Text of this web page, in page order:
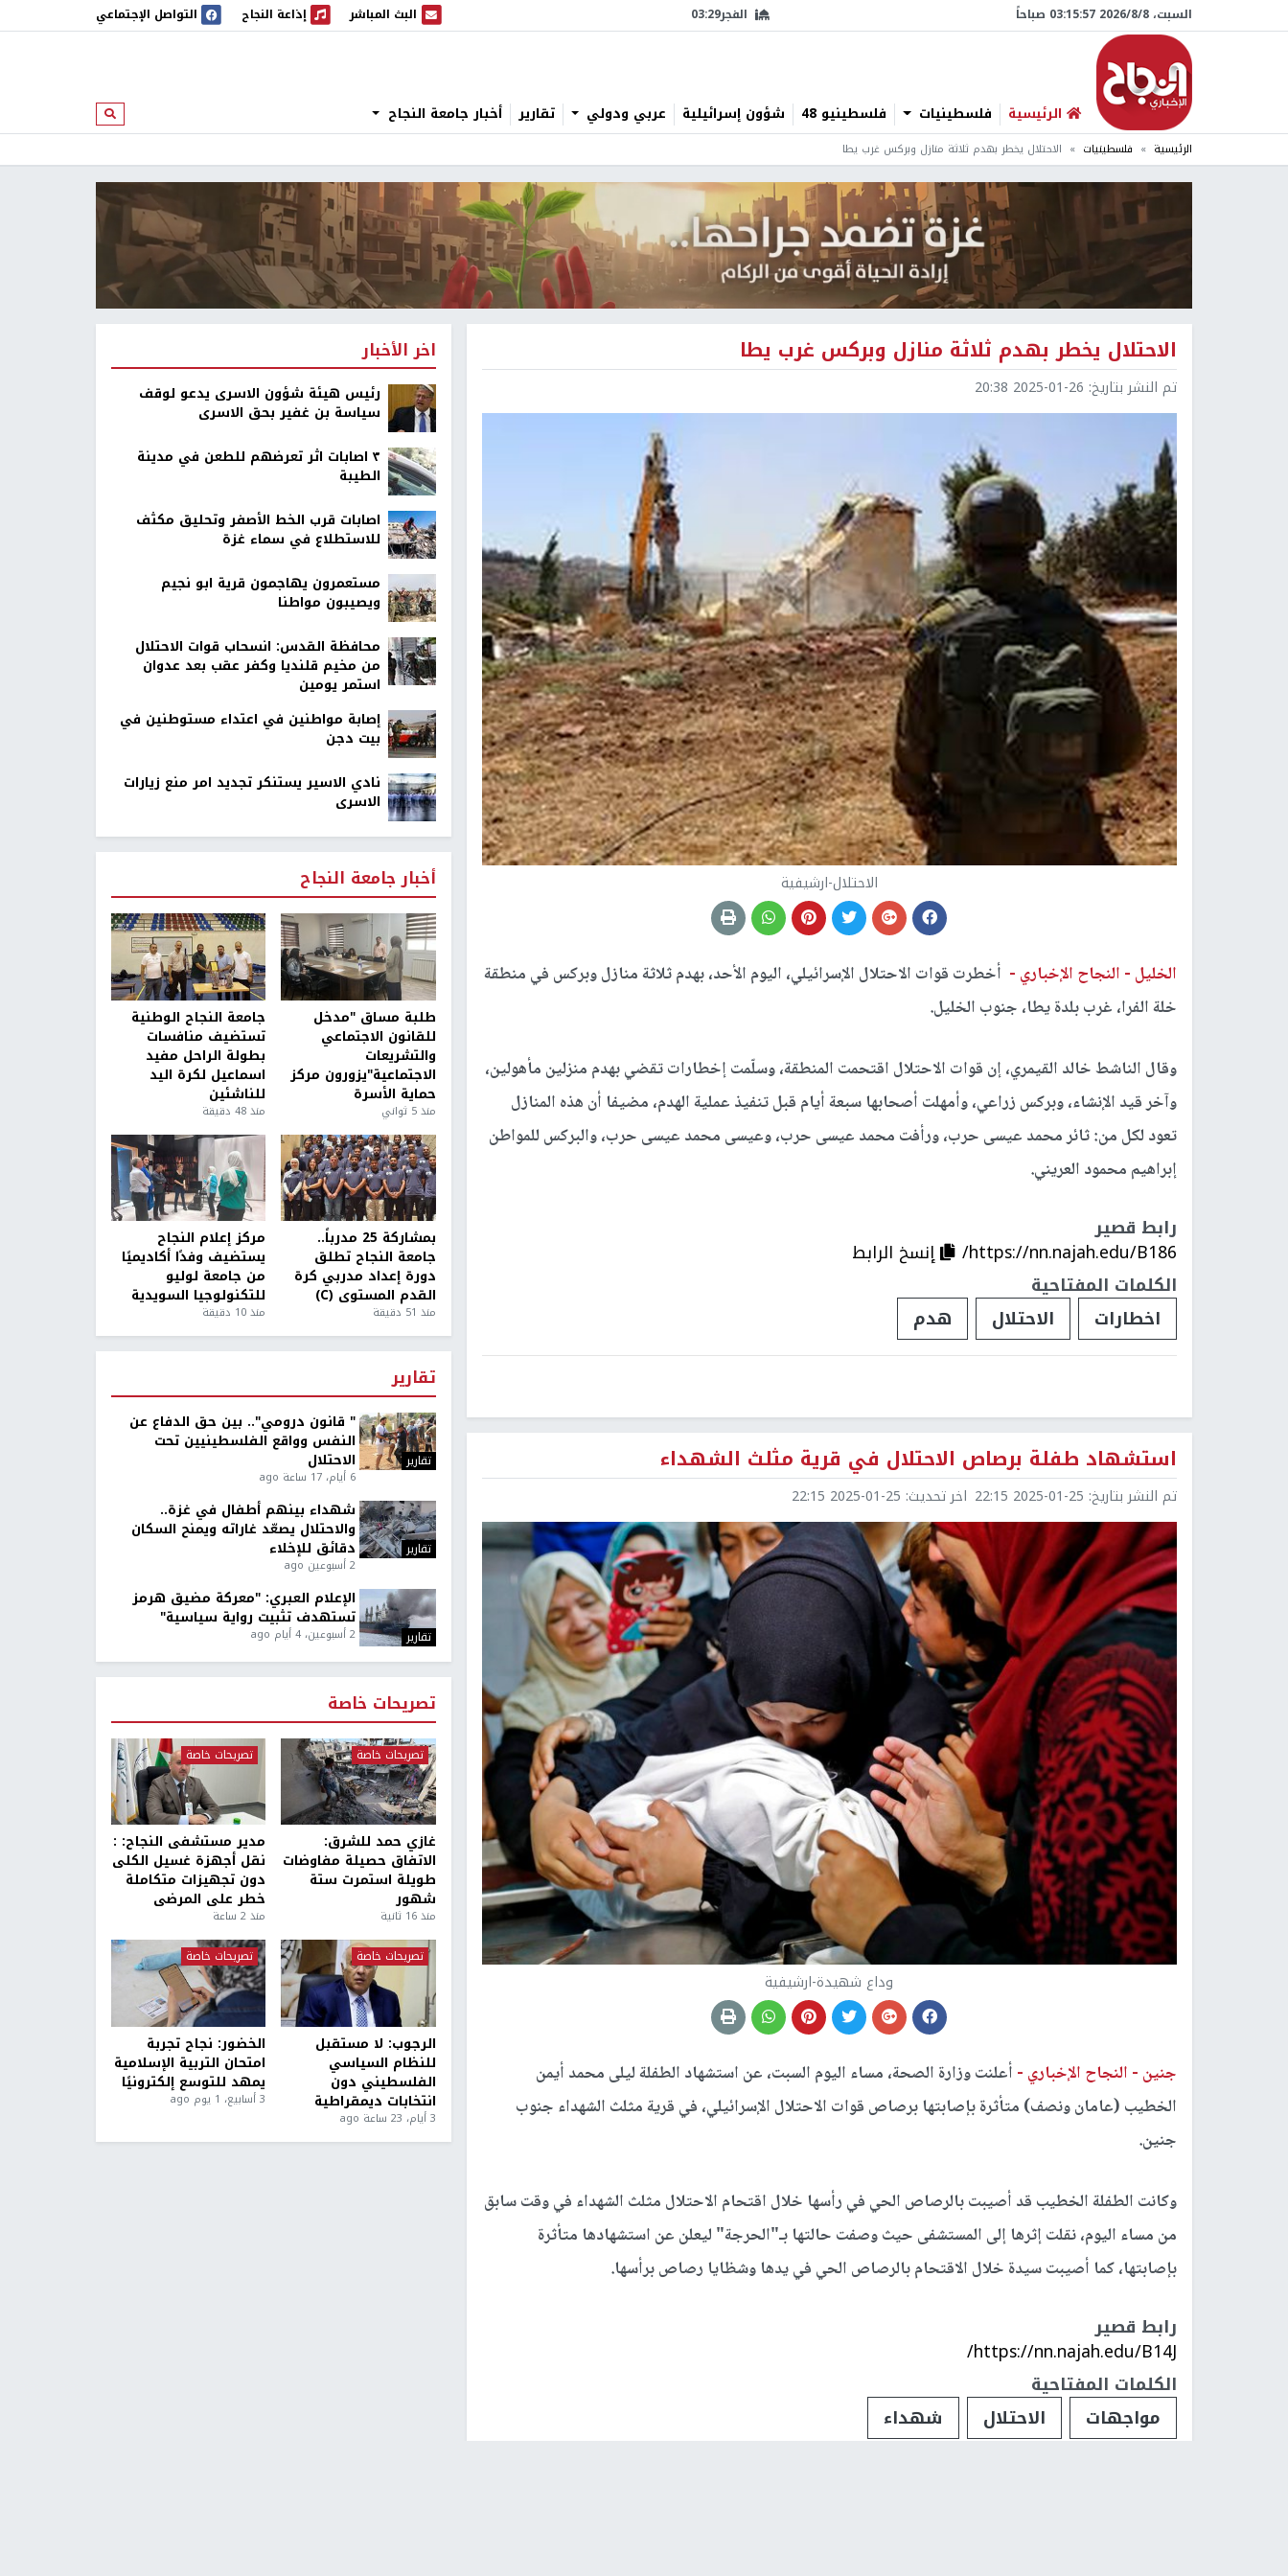
السبت، 8/‏8/‏2026 03:15:58 صباحاً الفجر03:29 البث المباشر
البث المباشر إذاعة النجاح
إذاعة النجاح التواصل الإجتماعي
الرئيسية فلسطينيات فلسطينيو 48 شؤون إسرائيلية عربي ودولي تقارير أخبار جامعة النجاح ابحث
الرئيسية فلسطينيات الاحتلال يخطر بهدم ثلاثة منازل وبركس غرب يطا
الاحتلال يخطر بهدم ثلاثة منازل وبركس غرب يطا
تم النشر بتاريخ: 2025-01-26 20:38
الاحتلال-ارشيفية
الخليل - النجاح الإخباري - أخطرت قوات الاحتلال الإسرائيلي، اليوم الأحد، بهدم ثلاثة منازل وبركس في منطقة
خلة الفرا، غرب بلدة يطا، جنوب الخليل.
وقال الناشط خالد القيمري، إن قوات الاحتلال اقتحمت المنطقة، وسلّمت إخطارات تقضي بهدم منزلين مأهولين،
وآخر قيد الإنشاء، وبركس زراعي، وأمهلت أصحابها سبعة أيام قبل تنفيذ عملية الهدم، مضيفا أن هذه المنازل
تعود لكل من: ثائر محمد عيسى حرب، ورأفت محمد عيسى حرب، وعيسى محمد عيسى حرب، والبركس للمواطن
إبراهيم محمود العريني.
رابط قصير
https://nn.najah.edu/B186/
إنسخ الرابط
الكلمات المفتاحية
اخطارات
الاحتلال هدم
استشهاد طفلة برصاص الاحتلال في قرية مثلث الشهداء
تم النشر بتاريخ: 2025-01-25 22:15 اخر تحديث: 2025-01-25 22:15
وداع شهيدة-ارشيفية
جنين - النجاح الإخباري - أعلنت وزارة الصحة، مساء اليوم السبت، عن استشهاد الطفلة ليلى محمد أيمن
الخطيب (عامان ونصف) متأثرة بإصابتها برصاص قوات الاحتلال الإسرائيلي، في قرية مثلث الشهداء جنوب
جنين.
وكانت الطفلة الخطيب قد أصيبت بالرصاص الحي في رأسها خلال اقتحام الاحتلال مثلث الشهداء في وقت سابق
من مساء اليوم، نقلت إثرها إلى المستشفى حيث وصفت حالتها بـ"الحرجة" ليعلن عن استشهادها متأثرة
بإصابتها، كما أصيبت سيدة خلال الاقتحام بالرصاص الحي في يدها وشظايا رصاص برأسها.
رابط قصير
https://nn.najah.edu/B14J/
الكلمات المفتاحية
مواجهات
الاحتلال شهداء
اخر الأخبار
رئيس هيئة شؤون الاسرى يدعو لوقف
سياسة بن غفير بحق الاسرى
٣ اصابات اثر تعرضهم للطعن في مدينة
الطيبة
اصابات قرب الخط الأصفر وتحليق مكثف
للاستطلاع في سماء غزة
مستعمرون يهاجمون قرية ابو نجيم
ويصيبون مواطنا
محافظة القدس: انسحاب قوات الاحتلال
من مخيم قلنديا وكفر عقب بعد عدوان
استمر يومين
إصابة مواطنين في اعتداء مستوطنين في
بيت دجن
نادي الاسير يستنكر تجديد امر منع زيارات
الاسرى
أخبار جامعة النجاح
طلبة مساق "مدخل
للقانون الاجتماعي
والتشريعات
الاجتماعية"يزورون مركز
حماية الأسرة
منذ 5 ثواني
جامعة النجاح الوطنية
تستضيف منافسات
بطولة الراحل مفيد
اسماعيل لكرة اليد
للناشئين
منذ 48 دقيقة
بمشاركة 25 مدرباً..
جامعة النجاح تطلق
دورة إعداد مدربي كرة
القدم المستوى (C)
منذ 51 دقيقة
مركز إعلام النجاح
يستضيف وفدًا أكاديميًا
من جامعة لوليو
للتكنولوجيا السويدية
منذ 10 دقيقة
تقارير
تقارير
" قانون درومي".. بين حق الدفاع عن
النفس وواقع الفلسطينيين تحت
الاحتلال
6 أيام، 17 ساعة ago
تقارير
شهداء بينهم أطفال في غزة..
والاحتلال يصعّد غاراته ويمنح السكان
دقائق للإخلاء
2 أسبوعين ago
تقارير
الإعلام العبري: "معركة مضيق هرمز
تستهدف تثبيت رواية سياسية"
2 أسبوعين، 4 أيام ago
تصريحات خاصة
تصريحات خاصة
غازي حمد للشرق:
الاتفاق حصيلة مفاوضات
طويلة استمرت ستة
شهور
منذ 16 ثانية
تصريحات خاصة
مدير مستشفى النجاح: :
نقل أجهزة غسيل الكلى
دون تجهيزات متكاملة
خطر على المرضى
منذ 2 ساعة
تصريحات خاصة
الرجوب: لا مستقبل
للنظام السياسي
الفلسطيني دون
انتخابات ديمقراطية
3 أيام، 23 ساعة ago
تصريحات خاصة
الخضور: نجاح تجربة
امتحان التربية الإسلامية
يمهد للتوسع إلكترونيًا
3 أسابيع، 1 يوم ago